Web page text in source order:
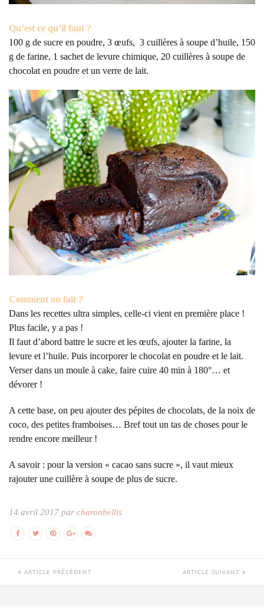
Qu’est ce qu’il faut ?
100 g de sucre en poudre, 3 œufs, 3 cuillères à soupe d’huile, 150
g de farine, 1 sachet de levure chimique, 20 cuillères à soupe de
chocolat en poudre et un verre de lait.
Comment on fait ?
Dans les recettes ultra simples, celle-ci vient en première place !
Plus facile, y a pas !
Il faut d’abord battre le sucre et les œufs, ajouter la farine, la
levure et l’huile. Puis incorporer le chocolat en poudre et le lait.
Verser dans un moule à cake, faire cuire 40 min à 180°… et
dévorer !
A cette base, on peu ajouter des pépites de chocolats, de la noix de
coco, des petites framboises… Bref tout un tas de choses pour le
rendre encore meilleur !
A savoir : pour la version « cacao sans sucre », il vaut mieux
rajouter une cuillère à soupe de plus de sucre.
14 avril 2017 par charonbellis
ARTICLE PRÉCÉDENT ARTICLE SUIVANT